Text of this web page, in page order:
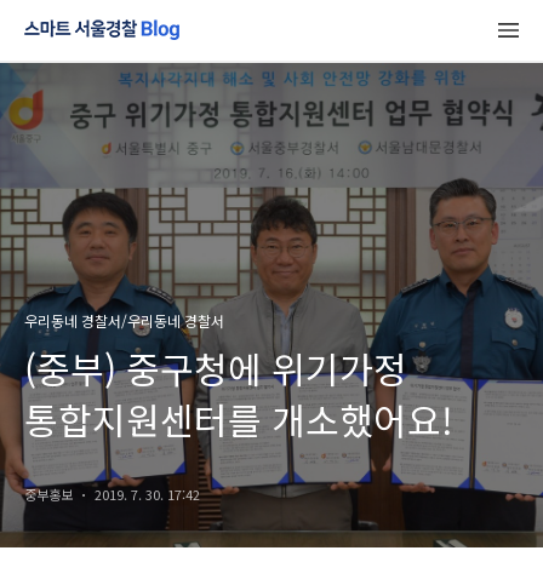
우리동네 경찰서/우리동네 경찰서
(중부) 중구청에 위기가정
통합지원센터를 개소했어요!
중부홍보 2019. 7. 30. 17:42